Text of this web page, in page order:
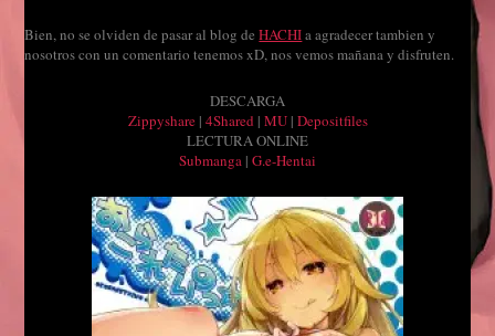
Bien, no se olviden de pasar al blog deHACHIa agradecer tambien y
nosotros con un comentario tenemos xD, nos vemos mañana y disfruten.
DESCARGA
Zippyshare| 4Shared | MU| Depositfiles
LECTURA ONLINE
Submanga | G.e-Hentai